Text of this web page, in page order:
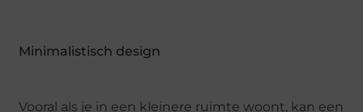
Minimalistisch design
Vooral als je in een kleinere ruimte woont, kan een